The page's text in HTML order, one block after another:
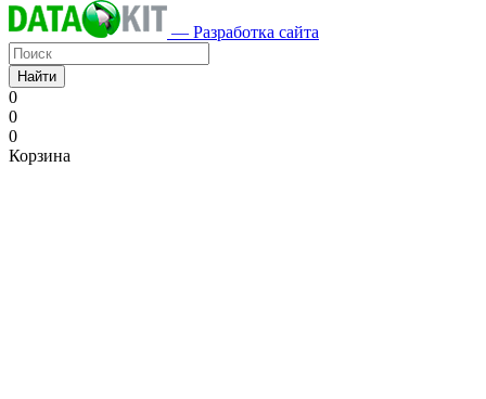
— Разработка сайта
Найти
0
0
0
Корзина